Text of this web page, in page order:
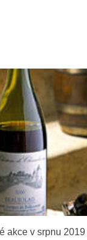
akce v srpnu 2019